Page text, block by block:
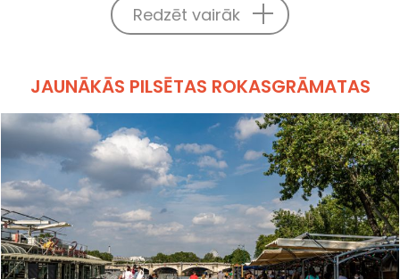
Redzēt vairāk
JAUNĀKĀS PILSĒTAS ROKASGRĀMATAS